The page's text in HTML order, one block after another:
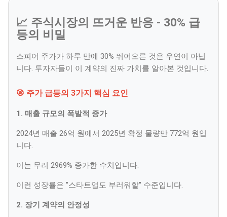
📈 주식시장의 뜨거운 반응 - 30% 급
등의 비밀
스피어 주가가 하루 만에 30% 뛰어오른 것은 우연이 아닙
니다. 투자자들이 이 계약의 진짜 가치를 알아본 것입니다.
🎯 주가 급등의 3가지 핵심 요인
1. 매출 규모의 폭발적 증가
2024년 매출 26억 원에서 2025년 확정 물량만 772억 원입
니다.
이는 무려 2969% 증가한 수치입니다.
이런 성장률은 "스타트업도 부러워할" 수준입니다.
2. 장기 계약의 안정성